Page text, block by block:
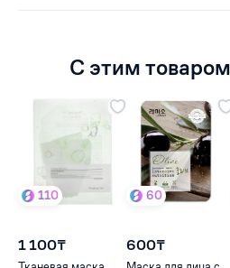
С этим
110
1 100₸
60
600₸